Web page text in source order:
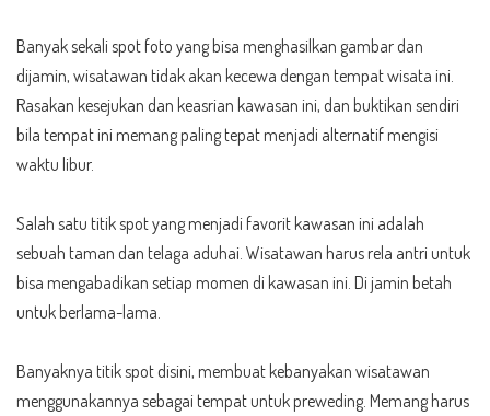
Banyak sekali spot foto yang bisa menghasilkan gambar dan
dijamin, wisatawan tidak akan kecewa dengan tempat wisata ini.
Rasakan kesejukan dan keasrian kawasan ini, dan buktikan sendiri
bila tempat ini memang paling tepat menjadi alternatif mengisi
waktu libur.
Salah satu titik spot yang menjadi favorit kawasan ini adalah
sebuah taman dan telaga aduhai. Wisatawan harus rela antri untuk
bisa mengabadikan setiap momen di kawasan ini. Di jamin betah
untuk berlama-lama.
Banyaknya titik spot disini, membuat kebanyakan wisatawan
menggunakannya sebagai tempat untuk preweding. Memang harus